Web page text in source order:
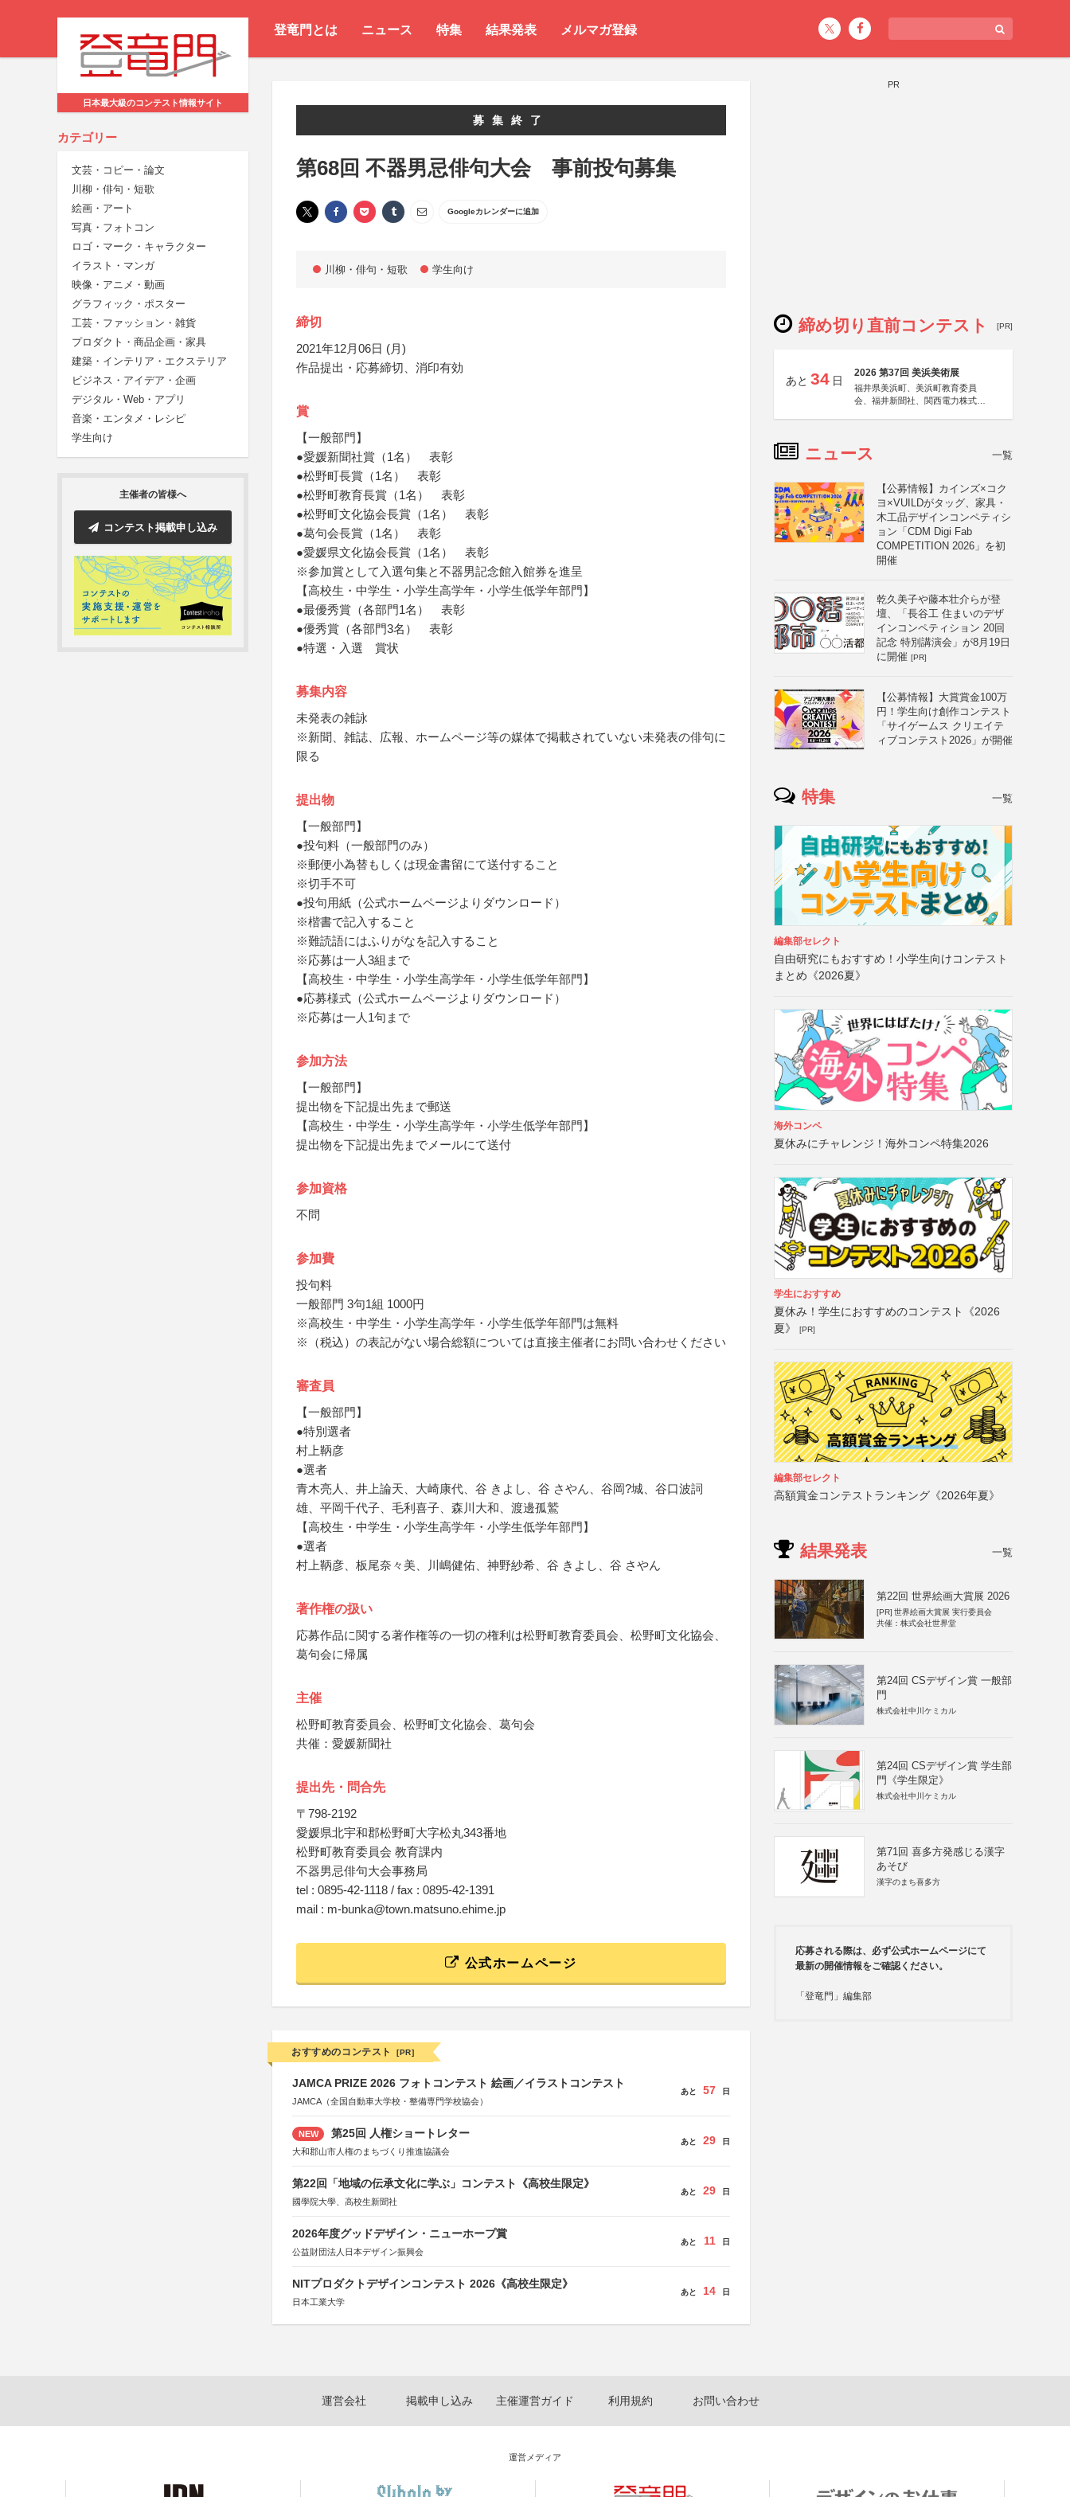
登竜門とは ニュース 特集 結果発表 メルマガ登録
日本最大級のコンテスト情報サイト
カテゴリー
文芸・コピー・論文
川柳・俳句・短歌
絵画・アート
写真・フォトコン
ロゴ・マーク・キャラクター
イラスト・マンガ
映像・アニメ・動画
グラフィック・ポスター
工芸・ファッション・雑貨
プロダクト・商品企画・家具
建築・インテリア・エクステリア
ビジネス・アイデア・企画
デジタル・Web・アプリ
音楽・エンタメ・レシピ
学生向け
主催者の皆様へ
コンテスト掲載申し込み
募集終了
第68回 不器男忌俳句大会 事前投句募集
Googleカレンダーに追加
川柳・俳句・短歌 学生向け
締切
2021年12月06日 (月)
作品提出・応募締切、消印有効
賞
【一般部門】
●愛媛新聞社賞（1名） 表彰
●松野町長賞（1名） 表彰
●松野町教育長賞（1名） 表彰
●松野町文化協会長賞（1名） 表彰
●葛句会長賞（1名） 表彰
●愛媛県文化協会長賞（1名） 表彰
※参加賞として入選句集と不器男記念館入館券を進呈
【高校生・中学生・小学生高学年・小学生低学年部門】
●最優秀賞（各部門1名） 表彰
●優秀賞（各部門3名） 表彰
●特選・入選 賞状
募集内容
未発表の雑詠
※新聞、雑誌、広報、ホームページ等の媒体で掲載されていない未発表の俳句に
限る
提出物
【一般部門】
●投句料（一般部門のみ）
※郵便小為替もしくは現金書留にて送付すること
※切手不可
●投句用紙（公式ホームページよりダウンロード）
※楷書で記入すること
※難読語にはふりがなを記入すること
※応募は一人3組まで
【高校生・中学生・小学生高学年・小学生低学年部門】
●応募様式（公式ホームページよりダウンロード）
※応募は一人1句まで
参加方法
【一般部門】
提出物を下記提出先まで郵送
【高校生・中学生・小学生高学年・小学生低学年部門】
提出物を下記提出先までメールにて送付
参加資格
不問
参加費
投句料
一般部門 3句1組 1000円
※高校生・中学生・小学生高学年・小学生低学年部門は無料
※（税込）の表記がない場合総額については直接主催者にお問い合わせください
審査員
【一般部門】
●特別選者
村上鞆彦
●選者
青木亮人、井上論天、大崎康代、谷 きよし、谷 さやん、谷岡?城、谷口波詞
雄、平岡千代子、毛利喜子、森川大和、渡邊孤鷲
【高校生・中学生・小学生高学年・小学生低学年部門】
●選者
村上鞆彦、板尾奈々美、川嶋健佑、神野紗希、谷 きよし、谷 さやん
著作権の扱い
応募作品に関する著作権等の一切の権利は松野町教育委員会、松野町文化協会、
葛句会に帰属
主催
松野町教育委員会、松野町文化協会、葛句会
共催：愛媛新聞社
提出先・問合先
〒798-2192
愛媛県北宇和郡松野町大字松丸343番地
松野町教育委員会 教育課内
不器男忌俳句大会事務局
tel : 0895-42-1118 / fax : 0895-42-1391
mail : m-bunka@town.matsuno.ehime.jp
公式ホームページ
おすすめのコンテスト [PR]
JAMCA PRIZE 2026 フォトコンテスト 絵画／イラストコンテスト
JAMCA（全国自動車大学校・整備専門学校協会）
あと 57 日
NEW 第25回 人権ショートレター
大和郡山市人権のまちづくり推進協議会
あと 29 日
第22回「地域の伝承文化に学ぶ」コンテスト《高校生限定》
國學院大學、高校生新聞社
あと 29 日
2026年度グッドデザイン・ニューホープ賞
公益財団法人日本デザイン振興会
あと 11 日
NITプロダクトデザインコンテスト 2026《高校生限定》
日本工業大学
あと 14 日
PR
締め切り直前コンテスト [PR]
あと 34 日
2026 第37回 美浜美術展
福井県美浜町、美浜町教育委員
会、福井新聞社、関西電力株式会
ニュース 一覧
【公募情報】カインズ×コク
ヨ×VUILDがタッグ、家具・
木工品デザインコンペティシ
ョン「CDM Digi Fab
COMPETITION 2026」を初
開催
乾久美子や藤本壮介らが登
壇、「長谷工 住まいのデザ
インコンペティション 20回
記念 特別講演会」が8月19日
に開催 [PR]
【公募情報】大賞賞金100万
円！学生向け創作コンテスト
「サイゲームス クリエイテ
ィブコンテスト2026」が開催
特集 一覧
編集部セレクト
自由研究にもおすすめ！小学生向けコンテスト
まとめ《2026夏》
海外コンペ
夏休みにチャレンジ！海外コンペ特集2026
学生におすすめ
夏休み！学生におすすめのコンテスト《2026
夏》
[PR]
編集部セレクト
高額賞金コンテストランキング《2026年夏》
結果発表 一覧
第22回 世界絵画大賞展 2026
[PR] 世界絵画大賞展 実行委員会
共催：株式会社世界堂
第24回 CSデザイン賞 一般部
門
株式会社中川ケミカル
第24回 CSデザイン賞 学生部
門《学生限定》
株式会社中川ケミカル
第71回 喜多方発感じる漢字
あそび
漢字のまち喜多方
応募される際は、必ず公式ホームページにて
最新の開催情報をご確認ください。
「登竜門」編集部
運営会社 掲載申し込み 主催運営ガイド 利用規約 お問い合わせ
運営メディア